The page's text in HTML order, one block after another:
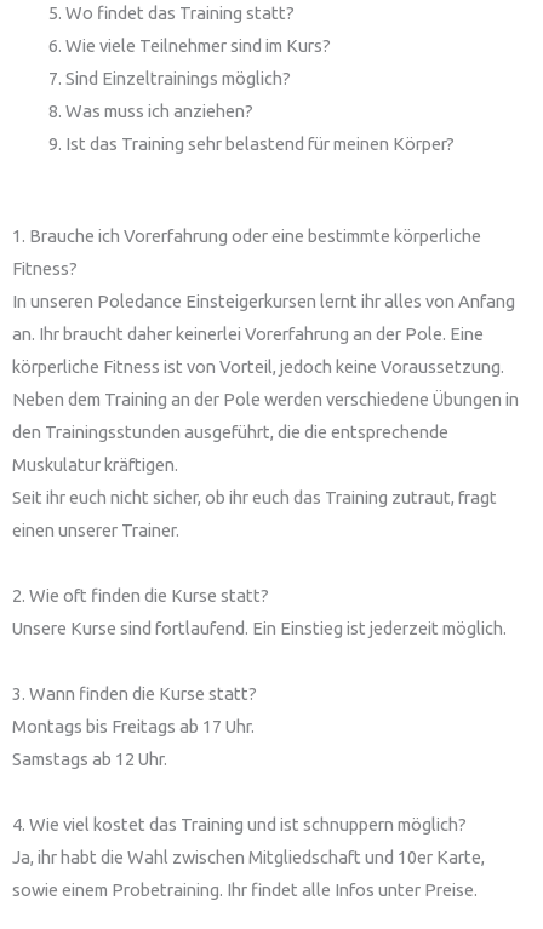
Wo findet das Training statt?
Wie viele Teilnehmer sind im Kurs?
Sind Einzeltrainings möglich?
Was muss ich anziehen?
Ist das Training sehr belastend für meinen Körper?
1. Brauche ich Vorerfahrung oder eine bestimmte körperliche
Fitness?
In unseren Poledance Einsteigerkursen lernt ihr alles von Anfang
an. Ihr braucht daher keinerlei Vorerfahrung an der Pole. Eine
körperliche Fitness ist von Vorteil, jedoch keine Voraussetzung.
Neben dem Training an der Pole werden verschiedene Übungen in
den Trainingsstunden ausgeführt, die die entsprechende
Muskulatur kräftigen.
Seit ihr euch nicht sicher, ob ihr euch das Training zutraut, fragt
einen unserer Trainer.
2. Wie oft finden die Kurse statt?
Unsere Kurse sind fortlaufend. Ein Einstieg ist jederzeit möglich.
3. Wann finden die Kurse statt?
Montags bis Freitags ab 17 Uhr.
Samstags ab 12 Uhr.
4. Wie viel kostet das Training und ist schnuppern möglich?
Ja, ihr habt die Wahl zwischen Mitgliedschaft und 10er Karte,
sowie einem Probetraining. Ihr findet alle Infos unter Preise.